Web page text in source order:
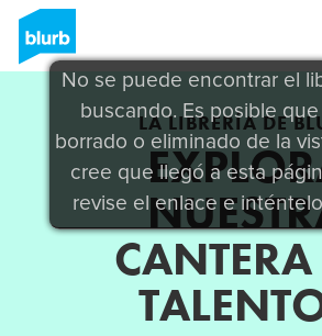
No se puede encontrar el
buscando. Es posible
borrado o eliminado de la
cree que llegó a esta
revise el enlace e
LA LIBRERÍA DE
CANTERA